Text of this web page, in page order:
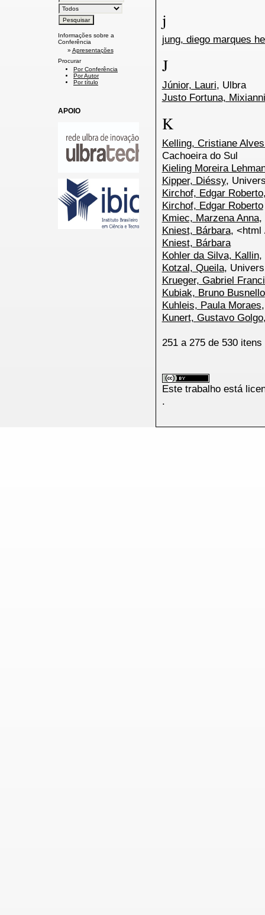
Informações sobre a
Conferência
» Apresentações
Procurar
Por Conferência
Por Autor
Por título
APOIO
j
jung, diego marques
J
Júnior, Lauri, Ulbra
Justo Fortuna, Mixianni
K
Kelling, Cristiane
Cachoeira do Sul
Kieling Moreira
Kipper, Diéssy,
Kirchof, Edgar Roberto
Kirchof, Edgar Roberto
Kmiec, Marzena Anna,
Kniest, Bárbara, <html
Kniest, Bárbara
Kohler da Silva, Kallin,
Kotzal, Queila,
Krueger, Gabriel
Kubiak, Bruno Busnello
Kuhleis, Paula Moraes
Kunert, Gustavo Golgo
251 a 275 de 530
Este trabalho está
.